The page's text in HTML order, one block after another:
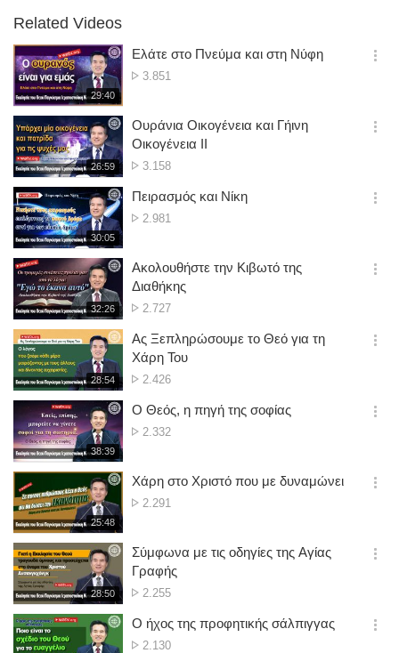
Related Videos
재
생
시
간
29:40
Ελάτε στο Πνεύμα και στη Νύφη
No.
3.851
옵
기
재
생
시
간
26:59
Ουράνια Οικογένεια και Γήινη
Οικογένεια ΙΙ
No.
views
3.158
옵
기
재
생
시
간
30:05
Πειρασμός και Νίκη
No.
2.981
옵
기
재
생
시
간
32:26
Ακολουθήστε την Κιβωτό της
Διαθήκης
No.
views
2.727
옵
기
재
생
시
간
28:54
Ας Ξεπληρώσουμε το Θεό για τη
Χάρη Του
No.
views
2.426
옵
기
재
생
시
간
38:39
Ο Θεός, η πηγή της σοφίας
No.
2.332
옵
기
재
생
시
간
25:48
Χάρη στο Χριστό που με δυναμώνει
No.
2.291
옵
기
재
생
시
간
28:50
Σύμφωνα με τις οδηγίες της Αγίας
Γραφής
No.
views
2.255
옵
기
Ο ήχος της προφητικής σάλπιγγας
No.
2.130
옵